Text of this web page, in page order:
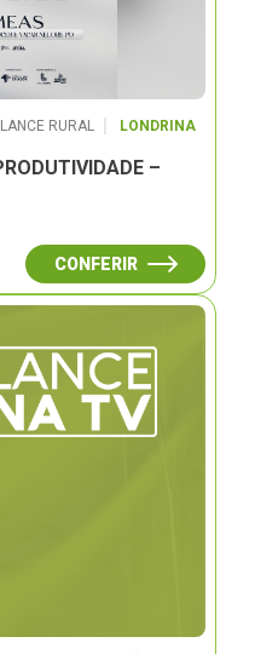
RURAL
LONDRINA
–
CONFERIR